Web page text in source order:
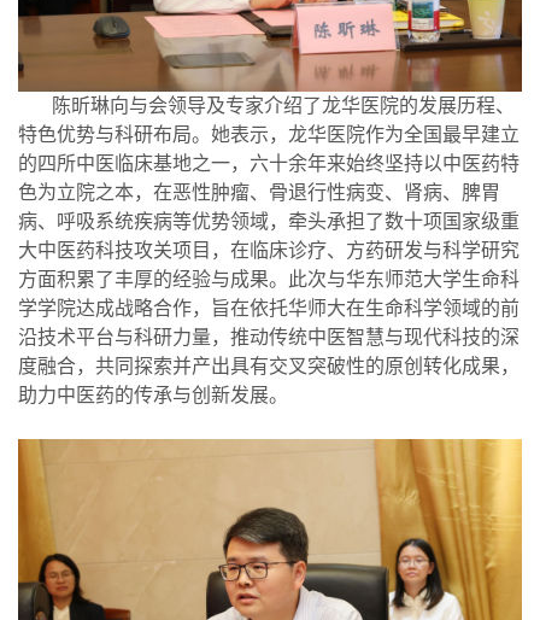
陈昕琳向与会领导及专家介绍了龙华医院的发展历程、
特色优势与科研布局。她表示，龙华医院作为全国最早建立
的四所中医临床基地之一，六十余年来始终坚持以中医药特
色为立院之本，在恶性肿瘤、骨退行性病变、肾病、脾胃
病、呼吸系统疾病等优势领域，牵头承担了数十项国家级重
大中医药科技攻关项目，在临床诊疗、方药研发与科学研究
方面积累了丰厚的经验与成果。此次与华东师范大学生命科
学学院达成战略合作，旨在依托华师大在生命科学领域的前
沿技术平台与科研力量，推动传统中医智慧与现代科技的深
度融合，共同探索并产出具有交叉突破性的原创转化成果，
助力中医药的传承与创新发展。